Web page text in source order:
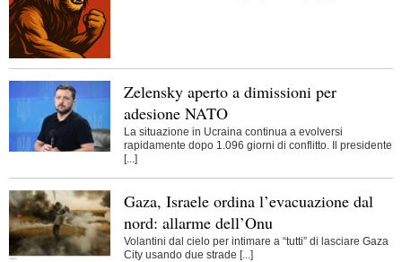
Zelensky aperto a dimissioni per
adesione NATO
La situazione in Ucraina continua a evolversi
rapidamente dopo 1.096 giorni di conflitto. Il presidente
[...]
Gaza, Israele ordina l’evacuazione dal
nord: allarme dell’Onu
Volantini dal cielo per intimare a “tutti” di lasciare Gaza
City usando due strade [...]